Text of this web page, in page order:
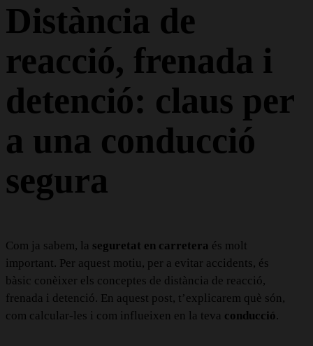
Distància de
reacció, frenada i
detenció: claus per
a una conducció
segura
Com ja sabem, la seguretat en carretera és molt
important. Per aquest motiu, per a evitar accidents, és
bàsic conèixer els conceptes de distància de reacció,
frenada i detenció. En aquest post, t’explicarem què són,
com calcular-les i com influeixen en la teva conducció.